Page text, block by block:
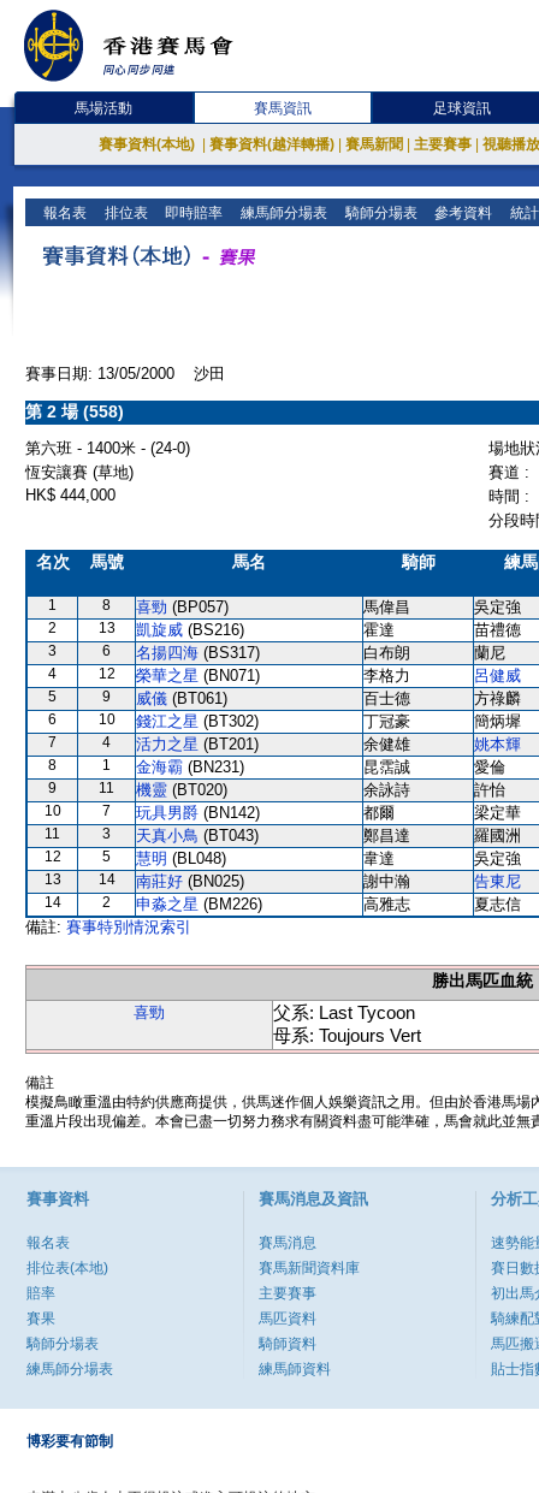
馬場活動 賽馬資訊 足球資訊
賽事資料(本地) 賽事資料(越洋轉播) 賽馬新聞 主要賽事 視聽播
報名表 排位表 即時賠率 練馬師分場表 騎師分場表 參考資料 統
賽事日期: 13/05/2000 沙田
第 2 場 (558)
第六班 - 1400米 - (24-0)
場地
恆安讓賽 (草地)
賽道 :
HK$ 444,000
時間 :
分段
名次 馬號 馬名 騎師 練
1 8 喜勁 (BP057) 馬偉昌 吳定強
2 13 凱旋威 (BS216) 霍達 苗禮德
3 6 名揚四海 (BS317) 白布朗 蘭尼
4 12 榮華之星 (BN071) 李格力 呂健威
5 9 威儀 (BT061) 百士德 方祿麟
6 10 錢江之星 (BT302) 丁冠豪 簡炳墀
7 4 活力之星 (BT201) 余健雄 姚本輝
8 1 金海霸 (BN231) 昆霑誠 愛倫
9 11 機靈 (BT020) 余詠詩 許怡
10 7 玩具男爵 (BN142) 都爾 梁定華
11 3 天真小鳥 (BT043) 鄭昌達 羅國洲
12 5 慧明 (BL048) 韋達 吳定強
13 14 南莊好 (BN025) 謝中瀚 告東尼
14 2 申淼之星 (BM226) 高雅志
夏志信
備註: 賽事特別情況索引
勝出馬匹血統
喜勁
父系: Last Tycoon
母系: Toujours Vert
備註
模擬鳥瞰重溫由特約供應商提供，供馬迷作個人娛樂資訊之用。但由於香港馬
重溫片段出現偏差。本會已盡一切努力務求有關資料盡可能準確，馬會就此並
賽事資料
報名表
排位表(本地)
賠率
賽果
騎師分場表
練馬師分場表
賽馬消息及資訊
賽馬消息
賽馬新聞資料庫
主要賽事
馬匹資料
騎師資料
練馬師資料
分析
速勢能
賽日數
初出馬
騎練配
馬匹搬
貼士指
博彩要有節制